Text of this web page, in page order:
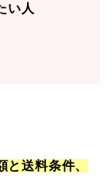
い人
と送料条件、